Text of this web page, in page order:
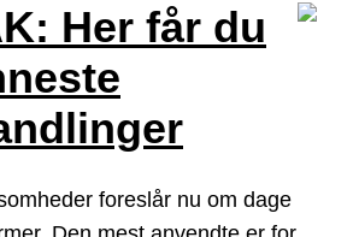
Her får du
foreslår nu om dage